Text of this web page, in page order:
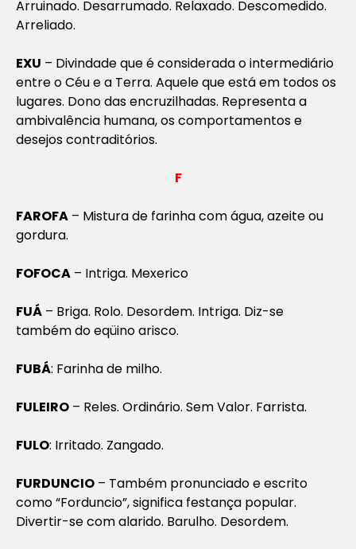
Arruinado. Desarrumado. Relaxado. Descomedido.
Arreliado.
EXU – Divindade que é considerada o intermediário
entre o Céu e a Terra. Aquele que está em todos os
lugares. Dono das encruzilhadas. Representa a
ambivalência humana, os comportamentos e
desejos contraditórios.
F
FAROFA – Mistura de farinha com água, azeite ou
gordura.
FOFOCA – Intriga. Mexerico
FUÁ – Briga. Rolo. Desordem. Intriga. Diz-se
também do eqüino arisco.
FUBÁ: Farinha de milho.
FULEIRO – Reles. Ordinário. Sem Valor. Farrista.
FULO: Irritado. Zangado.
FURDUNCIO – Também pronunciado e escrito
como “Forduncio”, significa festança popular.
Divertir-se com alarido. Barulho. Desordem.